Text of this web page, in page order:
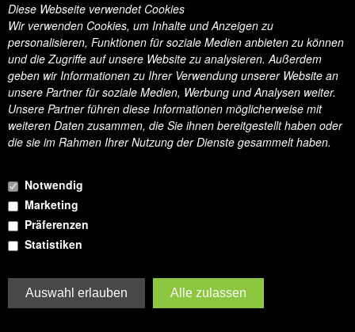
Diese Webseite verwendet Cookies
Wir verwenden Cookies, um Inhalte und Anzeigen zu
personalisieren, Funktionen für soziale Medien anbieten zu können
und die Zugriffe auf unsere Website zu analysieren. Außerdem
geben wir Informationen zu Ihrer Verwendung unserer Website an
unsere Partner für soziale Medien, Werbung und Analysen weiter.
Unsere Partner führen diese Informationen möglicherweise mit
weiteren Daten zusammen, die Sie ihnen bereitgestellt haben oder
die sie im Rahmen Ihrer Nutzung der Dienste gesammelt haben.
Notwendig
Marketing
Präferenzen
Statistiken